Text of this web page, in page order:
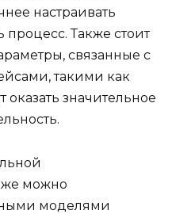
настраивать
Также стоит
связанные с
такими как
оказать значительное
можно
моделями